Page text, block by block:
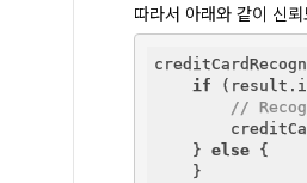
따라서 아래와 같이 신
if
//
    }
else {
    }